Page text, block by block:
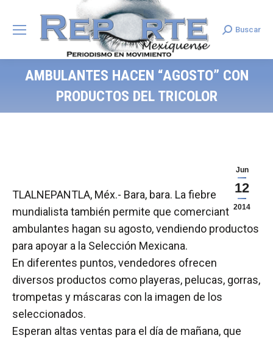
Search:
Buscar
AMBULANTES HACEN “AGOSTO” CON
PRODUCTOS DEL TRICOLOR
Jun
12
2014
TLALNEPANTLA, Méx.- Bara, bara. La fiebre
mundialista también permite que comerciantes
ambulantes hagan su agosto, vendiendo productos
para apoyar a la Selección Mexicana.
En diferentes puntos, vendedores ofrecen
diversos productos como playeras, pelucas, gorras,
trompetas y máscaras con la imagen de los
seleccionados.
Esperan altas ventas para el día de mañana, que